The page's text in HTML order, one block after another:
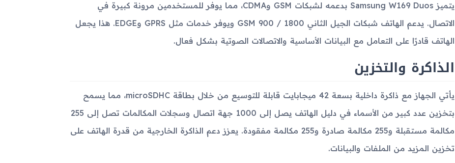
يتميز Samsung W169 Duos بدعمه لشبكات GSM وCDMA، مما يوفر للمستخدمين مرونة كبيرة في
الاتصال. يدعم الهاتف شبكات الجيل الثاني GSM 900 / 1800 ويوفر خدمات مثل GPRS وEDGE. هذا يجعل
الهاتف قادرًا على التعامل مع البيانات الأساسية والاتصالات الصوتية بشكل فعال.
الذاكرة والتخزين
يأتي الجهاز مع ذاكرة داخلية بسعة 42 ميجابايت قابلة للتوسيع من خلال بطاقة microSDHC، مما يسمح
بتخزين عدد كبير من الأسماء في دليل الهاتف يصل إلى 1000 جهة اتصال وسجلات المكالمات تصل إلى 255
مكالمة مستقبلة و255 مكالمة صادرة و255 مكالمة مفقودة. يعزز دعم الذاكرة الخارجية من قدرة الهاتف على
تخزين المزيد من الملفات والبيانات.